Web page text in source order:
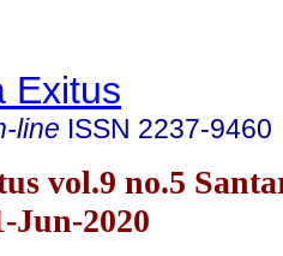
Exitus
line ISSN 2237-9460
vol.9 no.5
Jun-2020